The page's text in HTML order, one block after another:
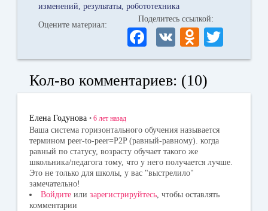
изменений результаты робототехника
Оцените материал:
Поделитесь ссылкой:
Fa
ce
bo
ok
V
K
O
dn
ok
la
ni
ki
wi
r
Кол-во комментариев: (10)
Елена Годунова • 6 лет назад
Ваша система горизонтального обучения называется
термином peer-to-peer=P2P (равный-равному). когда
равный по статусу, возрасту обучает такого же
школьника/педагога тому, что у него получается лучше.
Это не только для школы, у вас "выстрелило"
замечательно!
Войдите или зарегистрируйтесь, чтобы оставлять
комментарии